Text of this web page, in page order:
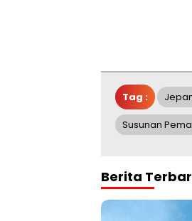
Tag :
Susunan
Berita